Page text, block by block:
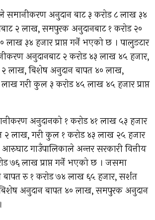
समानीकरण अनुदान बाट ३ करोड ८ लाख ३४
२ लाख, समपुरक अनुदानबाट १ करोड २०
३४ हजार प्राप्त गर्ने भएको छ । पालुङटार
अनुदानबाट २ करोड ४३ लाख ४५ हजार,
लाख, बिशेष अनुदान बापत ४० लाख,
गरी कुल ३ करोड ४५ लाख ४५ हजार प्राप्त
अनुदानको १ करोड ४१ लाख ५३ हजार
२ लाख, गरी कुल १ करोड ४३ लाख २५ हजार
आरुघाट गाउँपालिकाले अन्तर सरकारी वित्तीय
७६ लाख प्राप्त गर्ने भएको छ । जसमा
रु १ करोड ७४ लाख ६५ हजार, सर्शत
अनुदान बापत ४० लाख, समपुरक अनुदान